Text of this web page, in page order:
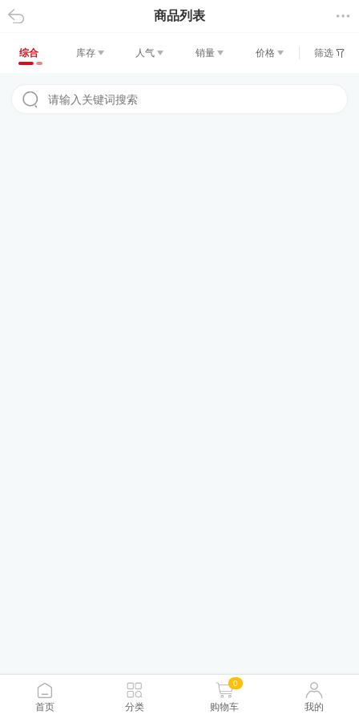
返回 商品列表
综合 库存 人气 销量 价格 筛选
首页 分类
0
购物车 我的